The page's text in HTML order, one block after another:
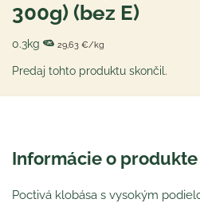
300g) (bez E)
0.3kg 29,63 €/kg
Predaj tohto produktu skončil.
Informácie o produkte
Poctivá klobása s vysokým